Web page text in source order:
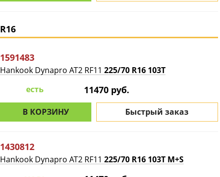
R16
1591483
Hankook Dynapro AT2 RF11 225/70 R16 103T
есть
11470 руб.
В КОРЗИНУ Быстрый заказ
1430812
Hankook Dynapro AT2 RF11 225/70 R16 103T M+S